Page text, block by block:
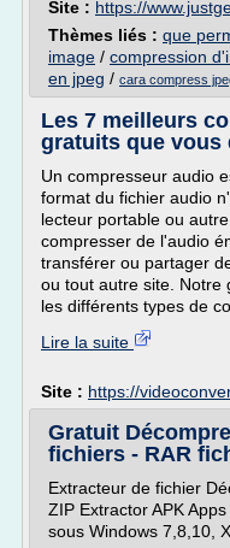
Site : https://
Thèmes liés : que
image / compression
en jpeg / cara compress
Les 7 meilleurs
gratuits que vous
Un compresseur audio
format du fichier audio
lecteur portable ou
compresser de l'audio
transférer ou partager
ou tout autre site. Notre
les différents types de
Lire la suite
Site : https://
Gratuit
fichiers - RAR
Extracteur de fichier
ZIP Extractor APK
sous Windows 7,8,10,